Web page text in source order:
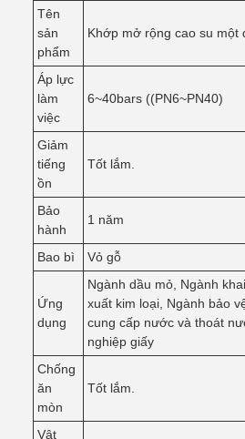
Tên
sản
phẩm
Khớp mở rộng cao su một
Áp lực
làm
việc
6~40bars ((PN6~PN40)
Giảm
tiếng
ồn
Tốt lắm.
Bảo
hành
1 năm
Bao bì Vỏ gỗ
Ứng
dụng
Ngành dầu mỏ, Ngành
xuất kim loại, Ngành bảo
cung cấp nước và thoát
nghiệp giấy
Chống
ăn
mòn
Tốt lắm.
Vật